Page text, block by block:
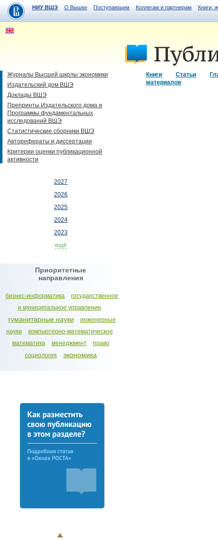
НИУ ВШЭ О Вышке Поступающим Коллегам и партнерам Книги,
Книги Статьи
материалов
Журналы Высшей школы экономики
Издательский дом ВШЭ
Доклады ВШЭ
Препринты Издательского дома и
Программы фундаментальных
исследований ВШЭ
Статистические сборники ВШЭ
Авторефераты и диссертации
Критерии оценки публикационной
активности
2027
2026
2025
2024
2023
ещё
Приоритетные
направления
бизнес-информатика
государственное
и муниципальное управление
гуманитарные науки
инженерные
науки
компьютерно-математическое
математика
менеджмент
право
социология
экономика